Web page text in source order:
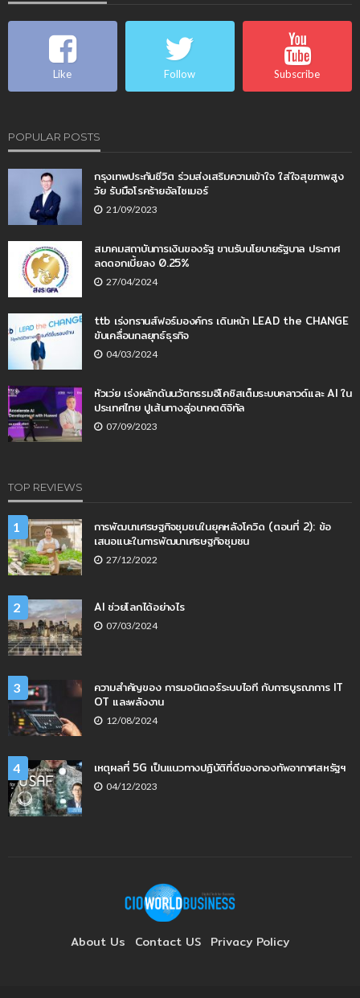
Like Follow Subscribe
POPULAR POSTS
กรุงเทพประกันชีวิต ร่วมส่งเสริมความเข้าใจ ใส่ใจสุขภาพสูง
วัย รับมือโรคร้ายอัลไซเมอร์
21/09/2023
สมาคมสถาบันการเงินของรัฐ ขานรับนโยบายรัฐบาล ประกาศ
ลดดอกเบี้ยลง 0.25%
27/04/2024
ttb เร่งทรานส์ฟอร์มองค์กร เดินหน้า LEAD the CHANGE
ขับเคลื่อนกลยุทธ์ธุรกิจ
04/03/2024
หัวเว่ย เร่งผลักดันนวัตกรรมอีโคซิสเต็มระบบคลาวด์และ AI ใน
ประเทศไทย ปูเส้นทางสู่อนาคตดิจิทัล
07/09/2023
TOP REVIEWS
1
การพัฒนาเศรษฐกิจชุมชนในยุคหลังโควิด (ตอนที่ 2): ข้อ
เสนอแนะในการพัฒนาเศรษฐกิจชุมชน
27/12/2022
2 AI ช่วยโลกได้อย่างไร
07/03/2024
3
ความสำคัญของ การมอนิเตอร์ระบบไอที กับการบูรณาการ IT
OT และพลังงาน
12/08/2024
4 เหตุผลที่ 5G เป็นแนวทางปฏิบัติที่ดีของกองทัพอากาศสหรัฐฯ
04/12/2023
About Us Contact US Privacy Policy